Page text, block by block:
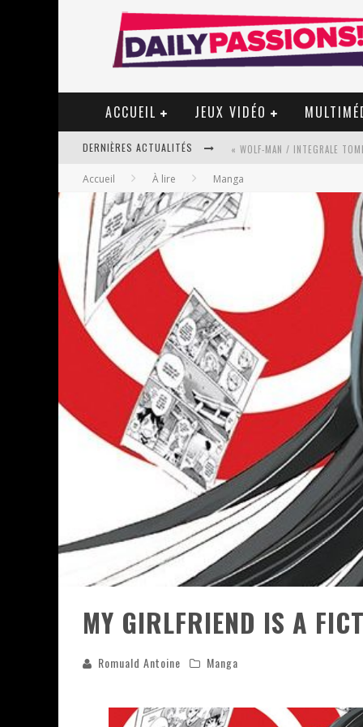
ACCUEIL JEUX VIDÉO
DERNIÈRES ACTUALITÉS « WOLF-MAN / INTEGRALE
« MON VILLAGE RÉVOLTÉ » -
PSYRIVER 2026 : LA MAGIE
« MOFUSAND / PARLER
ASSASSIN'S CREED BLACK FLAG
« LE VENT DAND LES SAULES
« DAMN THEM ALL » - UN DUO
YOSHI AND THE MYSTERIOUS
Accueil À lire Manga
MY GIRLFRIEND IS A
Romuald Antoine Manga